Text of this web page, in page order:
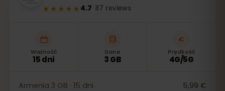
★★★★★ 4.7· 87 reviews
Ważność
15 dni
Dane
3 GB
Prędkość
4G/5G
Armenia 3 GB · 15 dni
5,99 €